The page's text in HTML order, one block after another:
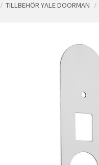
TILLBEHÖR YALE DOORMAN